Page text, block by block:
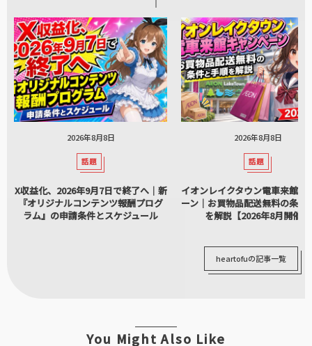
2026年8月8日
話題
X収益化、2026年9月7日で終了へ｜新
『オリジナルコンテンツ報酬プログ
ラム』の申請条件とスケジュール
2026年8月8日
話題
イオンレイクタウン電車来館キ
ーン｜お買物品配送無料の条件
を解説【2026年8月開催】
heartofuの記事一覧
You Might Also Like